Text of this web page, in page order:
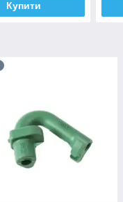
Купити